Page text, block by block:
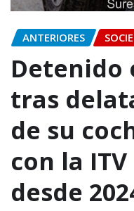
ANTERIORES
Detenido
tras
de su
con la
desde